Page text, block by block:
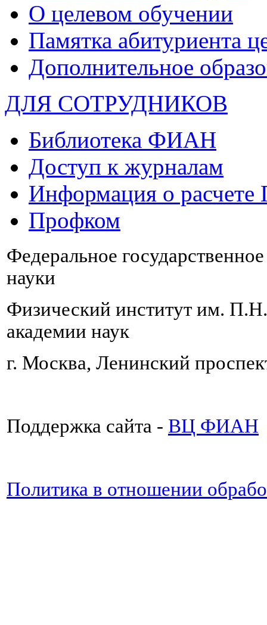
О целевом обучении
Памятка абитуриента
Дополнительное
ДЛЯ СОТРУДНИКОВ
Библиотека ФИАН
Доступ к журналам
Информация о
Профком
Федеральное
науки
Физический институт им.
академии наук
г. Москва, Ленинский
Поддержка сайта - ВЦ ФИАН
Политика в отношении